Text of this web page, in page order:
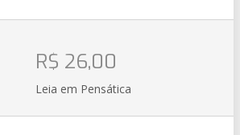
R$ 26,00
Leia em Pensática